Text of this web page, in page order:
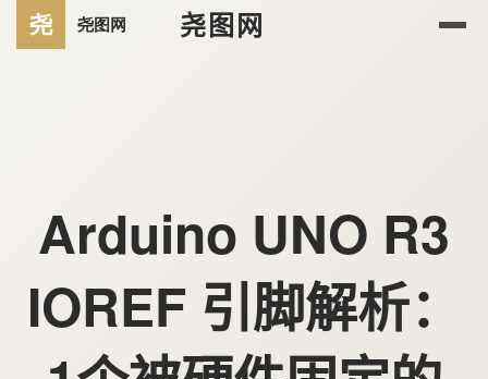
尧图网
Arduino UNO R3
IOREF 引脚解析：